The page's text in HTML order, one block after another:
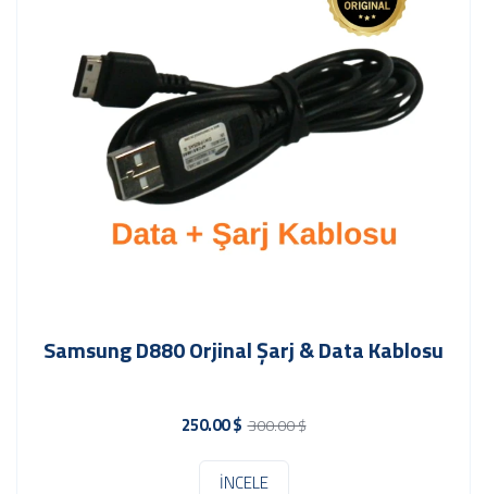
Samsung D880 Orjinal Şarj & Data Kablosu
250.00 $ 300.00 $
İNCELE